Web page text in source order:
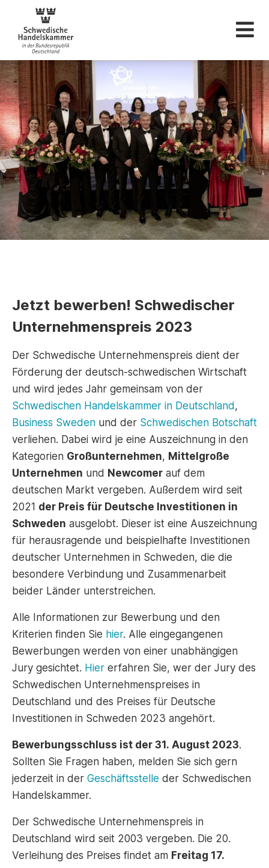
Schwedische
Jetzt bewerben! Schwedischer
Unternehmenspreis 2023
Der Schwedische Unternehmenspreis dient der
Förderung der deutsch-schwedischen Wirtschaft
und wird jedes Jahr gemeinsam von der
Schwedischen Handelskammer in Deutschland,
Business Sweden und der Schwedischen Botschaft
verliehen. Dabei wird je eine Auszeichnung in den
Kategorien Großunternehmen, Mittelgroße
Unternehmen und Newcomer auf dem
deutschen Markt vergeben. Außerdem wird seit
2021 der Preis für Deutsche Investitionen in
Schweden ausgelobt. Dieser ist eine Auszeichnung
für herausragende und beispielhafte Investitionen
deutscher Unternehmen in Schweden, die die
besondere Verbindung und Zusammenarbeit
beider Länder unterstreichen.
Alle Informationen zur Bewerbung und den
Kriterien finden Sie hier. Alle eingegangenen
Bewerbungen werden von einer unabhängigen
Jury gesichtet. Hier erfahren Sie, wer der Jury des
Schwedischen Unternehmenspreises in
Deutschland und des Preises für Deutsche
Investitionen in Schweden 2023 angehört.
Bewerbungsschluss ist der 31. August 2023.
Sollten Sie Fragen haben, melden Sie sich gern
jederzeit in der Geschäftsstelle der Schwedischen
Handelskammer.
Der Schwedische Unternehmenspreis in
Deutschland wird seit 2003 vergeben. Die 20.
Verleihung des Preises findet am Freitag 17.